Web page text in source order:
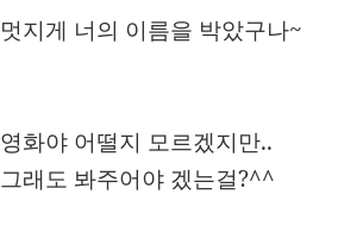
멋지게 너의 이름을 박았구나~
영화야 어떨지 모르겠지만..
그래도 봐주어야 겠는걸?^^